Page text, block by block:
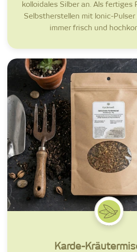
kolloidales Silber an. Als fertiges
Selbstherstellen mit lonic-
immer frisch und
Karde-